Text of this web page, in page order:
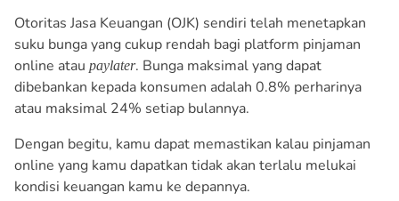
Otoritas Jasa Keuangan (OJK) sendiri telah menetapkan
suku bunga yang cukup rendah bagi platform pinjaman
online atau paylater. Bunga maksimal yang dapat
dibebankan kepada konsumen adalah 0.8% perharinya
atau maksimal 24% setiap bulannya.
Dengan begitu, kamu dapat memastikan kalau pinjaman
online yang kamu dapatkan tidak akan terlalu melukai
kondisi keuangan kamu ke depannya.